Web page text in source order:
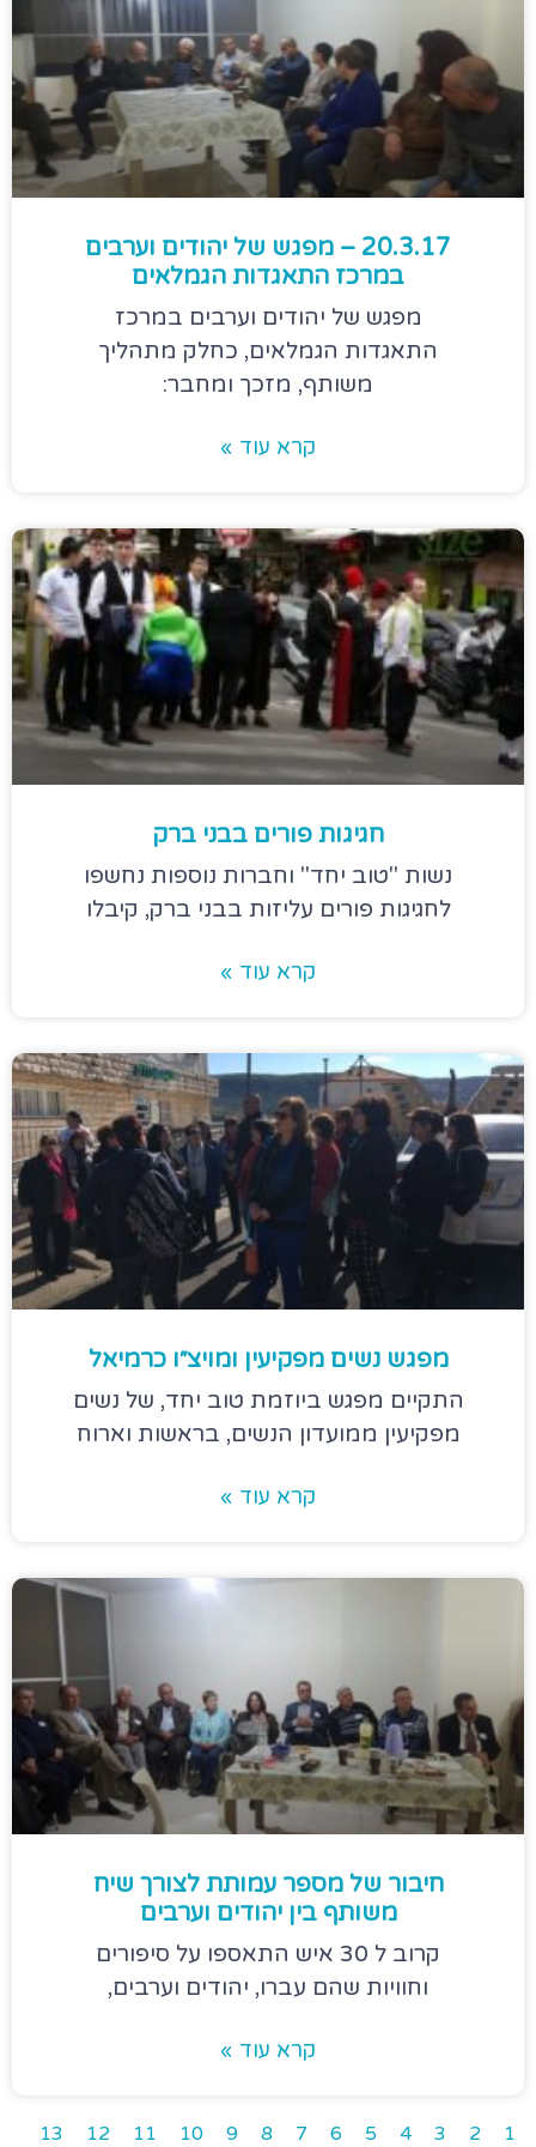
20.3.17 – מפגש של יהודים וערבים
במרכז התאגדות הגמלאים
מפגש של יהודים וערבים במרכז
התאגדות הגמלאים, כחלק מתהליך
משותף, מזכך ומחבר:
קרא עוד »
חגיגות פורים בבני ברק
נשות "טוב יחד" וחברות נוספות נחשפו
לחגיגות פורים עליזות בבני ברק, קיבלו
קרא עוד »
מפגש נשים מפקיעין ומויצ״ו כרמיאל
התקיים מפגש ביוזמת טוב יחד, של נשים
מפקיעין ממועדון הנשים, בראשות וארוח
קרא עוד »
חיבור של מספר עמותת לצורך שיח
משותף בין יהודים וערבים
קרוב ל 30 איש התאספו על סיפורים
וחוויות שהם עברו, יהודים וערבים,
קרא עוד »
1
2
3
4
5
6
7
8
9
10
11
12
13